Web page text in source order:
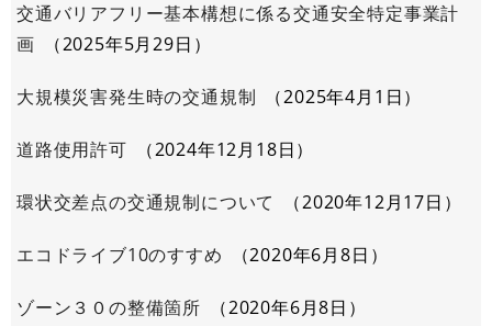
交通バリアフリー基本構想に係る交通安全特定事業計
画
2025年5月29日
大規模災害発生時の交通規制 2025年4月1日
道路使用許可 2024年12月18日
環状交差点の交通規制について 2020年12月17日
エコドライブ10のすすめ 2020年6月8日
ゾーン３０の整備箇所 2020年6月8日